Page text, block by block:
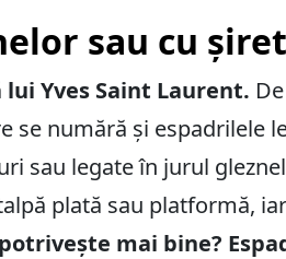
sau cu
Yves Saint Laurent.
se numără și espadrilele
sau legate în jurul
plată sau platformă,
mai bine?